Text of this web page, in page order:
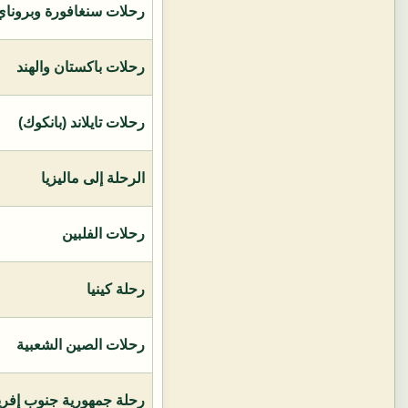
رحلات سنغافورة
رحلات باكستان والهند
رحلات تايلاند (بانكوك)
الرحلة إلى ماليزيا
رحلات الفلبين
رحلة كينيا
رحلات الصين الشعبية
رحلة جمهورية جنوب